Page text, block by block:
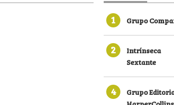
1
Grupo
2
Intrínseca
Sextante
4
Grupo